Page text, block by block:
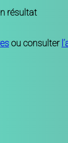
résultat
ou consulter